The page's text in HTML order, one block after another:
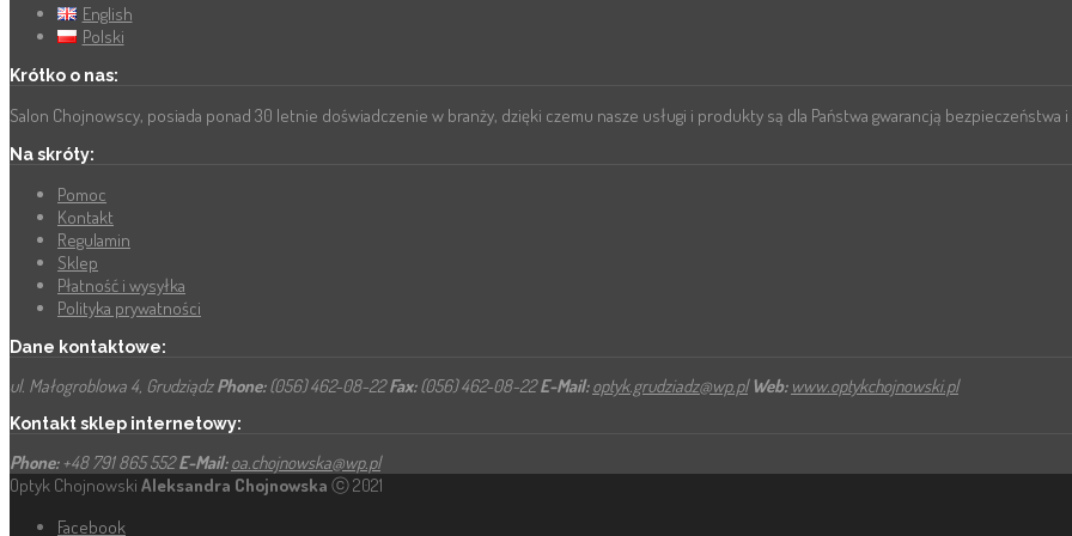
English
Polski
Krótko o nas:
Salon Chojnowscy, posiada ponad 30 letnie doświadczenie w branży, dzięki czemu nasze usługi i produkty są dla Państwa gwarancją bezpieczeństwa
Na skróty:
Pomoc
Kontakt
Regulamin
Sklep
Płatność i wysyłka
Polityka prywatności
Dane kontaktowe:
ul. Małogroblowa 4, Grudziądz Phone:(056) 462-08-22Fax:(056) 462-08-22E-Mail: optyk.grudziadz@wp.pl Web: www.optykchojnowski.pl
Kontakt sklep internetowy:
Phone:+48 791 865 552 E-Mail: oa.chojnowska@wp.pl
Optyk Chojnowski Aleksandra Chojnowska ⓒ 2021
Facebook